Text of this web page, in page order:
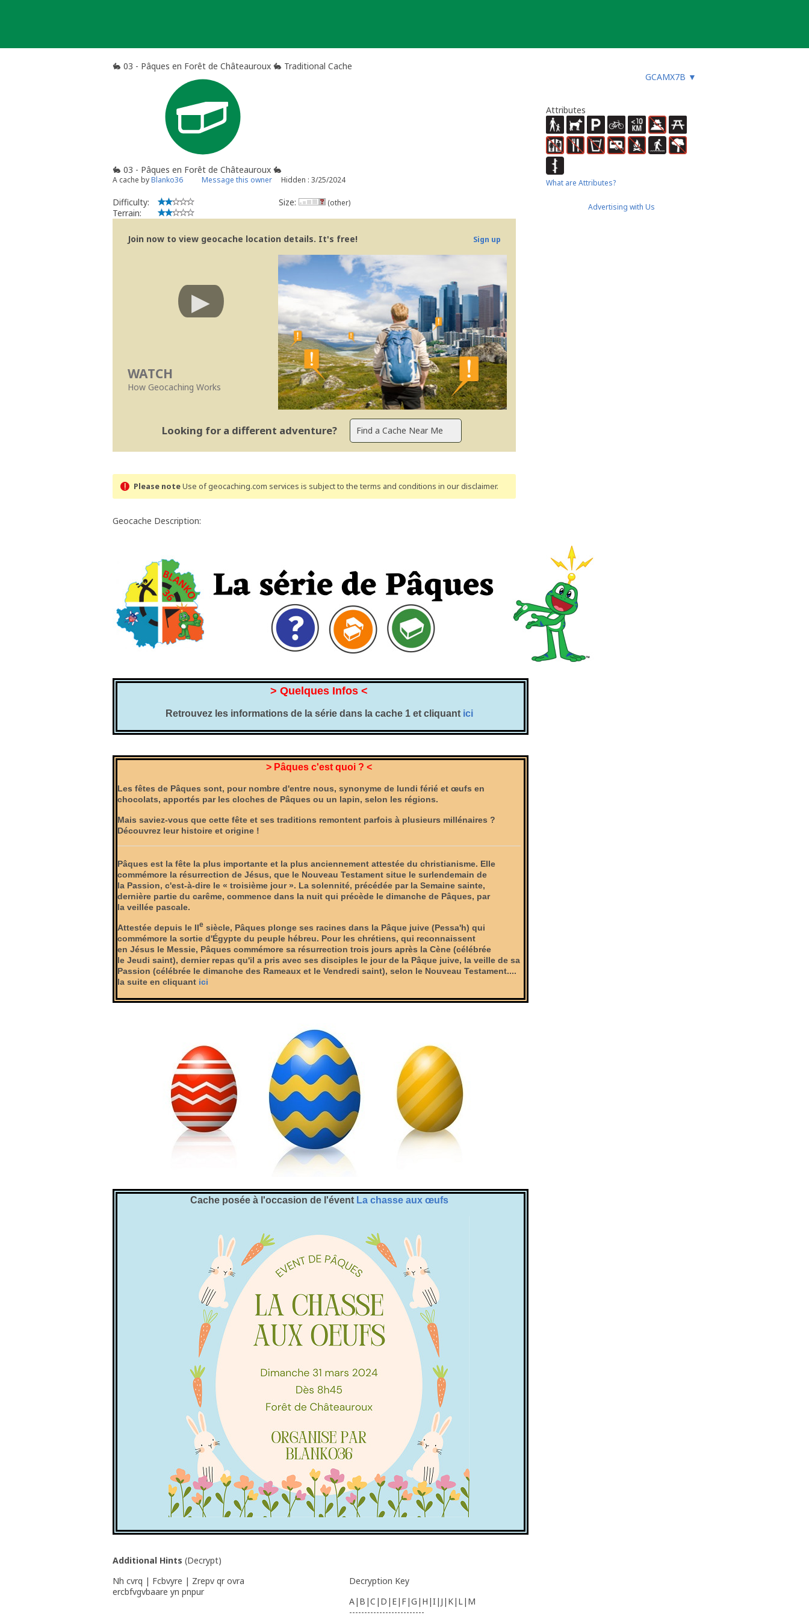
🐇 03 - Pâques en Forêt de Châteauroux 🐇 Traditional Cache
GCAMX7B ▼
🐇 03 - Pâques en Forêt de Châteauroux 🐇
A cache byBlanko36 Message this owner Hidden : 3/25/2024
Difficulty:
Terrain:
Size: (other)
Join now to view geocache location details. It's free! Sign up
WATCH
How Geocaching Works
Looking for a different adventure?
Please noteUse of geocaching.com services is subject to the terms and conditions in our disclaimer.
Geocache Description:
> Quelques Infos <
Retrouvez les informations de la série dans la cache 1 et cliquant ici
> Pâques c'est quoi ? <
Les fêtes de Pâques sont, pour nombre d'entre nous, synonyme de lundi férié et œufs en
chocolats, apportés par les cloches de Pâques ou un lapin, selon les régions.
Mais saviez-vous que cette fête et ses traditions remontent parfois à plusieurs millénaires ?
Découvrez leur histoire et origine !
Pâques est la fête la plus importante et la plus anciennement attestée du christianisme. Elle
commémore la résurrection de Jésus, que le Nouveau Testament situe le surlendemain de
la Passion, c'est-à-dire le « troisième jour ». La solennité, précédée par la Semaine sainte,
dernière partie du carême, commence dans la nuit qui précède le dimanche de Pâques, par
la veillée pascale.
Attestée depuis le IIe siècle, Pâques plonge ses racines dans la Pâque juive (Pessa'h) qui
commémore la sortie d'Égypte du peuple hébreu. Pour les chrétiens, qui reconnaissent
en Jésus le Messie, Pâques commémore sa résurrection trois jours après la Cène (célébrée
le Jeudi saint), dernier repas qu'il a pris avec ses disciples le jour de la Pâque juive, la veille de sa
Passion (célébrée le dimanche des Rameaux et le Vendredi saint), selon le Nouveau Testament....
la suite en cliquant ici
Cache posée à l'occasion de l'évent La chasse aux œufs
Additional Hints (Decrypt)
Nh cvrq | Fcbvyre | Zrepv qr ovra
ercbfvgvbaare yn pnpur
Decryption Key
A|B|C|D|E|F|G|H|I|J|K|L|M
-------------------------
Attributes
What are Attributes?
Advertising with Us